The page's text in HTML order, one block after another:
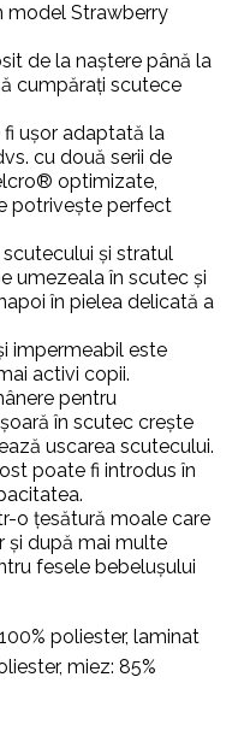
model Strawberry
de la naștere până la
cumpărați scutece
ușor adaptată la
cu două serii de
optimizate,
potrivește perfect
și stratul
umezeala în scutec și
în pielea delicată a
impermeabil este
activi copii.
pentru
în scutec crește
uscarea scutecului.
poate fi introdus în
o țesătură moale care
și după mai multe
fesele bebelușului
poliester, laminat
miez: 85%